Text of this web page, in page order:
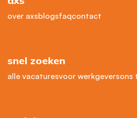
over axsblogsfaqcontact
snel zoeken
alle vacaturesvoor werkgeversons